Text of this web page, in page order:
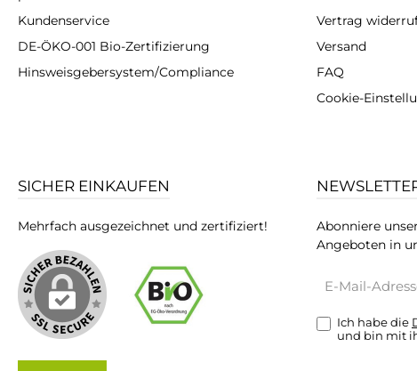
Kundenservice
DE-ÖKO-001 Bio-Zertifizierung
Hinsweisgebersystem/Compliance
Vertrag
Versand
FAQ
Cookie-
SICHER EINKAUFEN
Mehrfach ausgezeichnet und zertifiziert!
Abonniere
Angeboten in
Mail-
Ich habe die
und bin mit